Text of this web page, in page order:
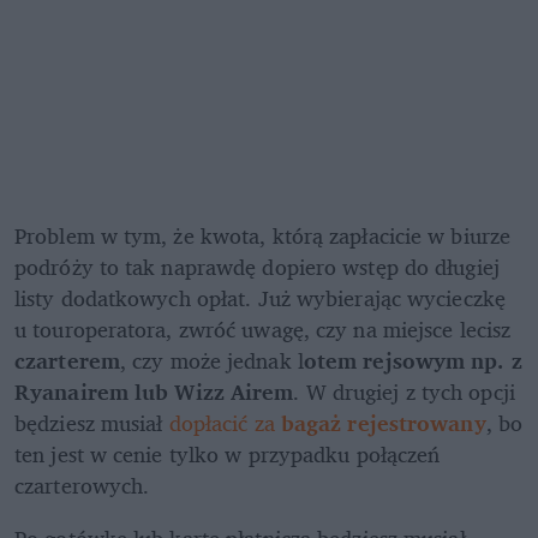
Problem w tym, że kwota, którą zapłacicie w biurze
podróży to tak naprawdę dopiero wstęp do długiej
listy dodatkowych opłat. Już wybierając wycieczkę
czarterem, czy może jednak lotem rejsowym np. z
Ryanairem lub Wizz Airem. W drugiej z tych opcji
będziesz musiał dopłacić za bagaż rejestrowany, bo
ten jest w cenie tylko w przypadku połączeń
czarterowych.